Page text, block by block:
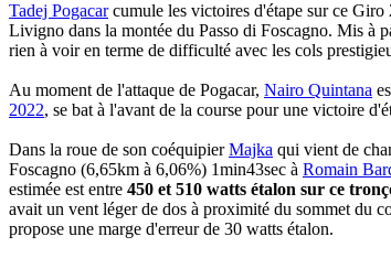
Tadej Pogacarcumule les victoires d'étape sur ce
Livigno dans la montée du Passo di Foscagno. Mis à
rien à voir en terme de difficulté avec les cols
Au moment de l'attaque de Pogacar, Nairo Quintana
2022, se bat à l'avant de la course pour une victoire
Dans la roue de son coéquipierMajka qui vient de
Foscagno (6,65km à 6,06%) 1min43sec à Romain
estimée est entre 450 et 510 watts étalon sur ce
avait un vent léger de dos à proximité du sommet du
propose une marge d'erreur de 30 watts étalon.